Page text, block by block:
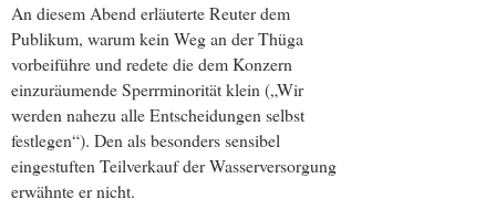
An diesem Abend erläuterte Reuter dem
Publikum, warum kein Weg an der Thüga
vorbeiführe und redete die dem Konzern
einzuräumende Sperrminorität klein („Wir
werden nahezu alle Entscheidungen selbst
festlegen“). Den als besonders sensibel
eingestuften Teilverkauf der Wasserversorgung
erwähnte er nicht.